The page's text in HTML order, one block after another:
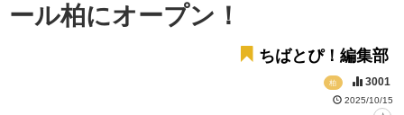
ール柏にオープン！
ちばとぴ！編集部
柏 3001
2025/10/15